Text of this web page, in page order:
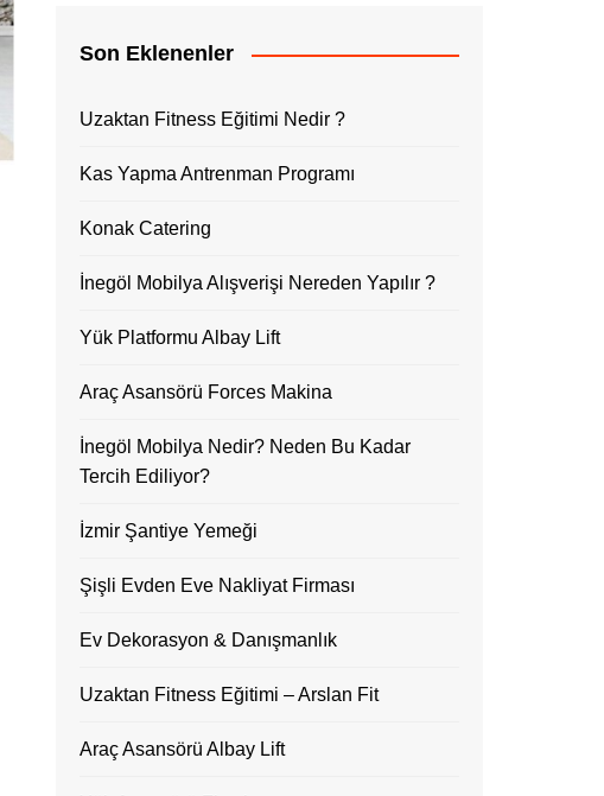
Son Eklenenler
Uzaktan Fitness Eğitimi Nedir ?
Kas Yapma Antrenman Programı
Konak Catering
İnegöl Mobilya Alışverişi Nereden Yapılır ?
Yük Platformu Albay Lift
Araç Asansörü Forces Makina
İnegöl Mobilya Nedir? Neden Bu Kadar
Tercih Ediliyor?
İzmir Şantiye Yemeği
Şişli Evden Eve Nakliyat Firması
Ev Dekorasyon & Danışmanlık
Uzaktan Fitness Eğitimi – Arslan Fit
Araç Asansörü Albay Lift